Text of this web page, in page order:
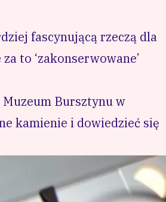
fascynującą rzeczą dla
to ‘zakonserwowane’
Muzeum Bursztynu w
kamienie i dowiedzieć się